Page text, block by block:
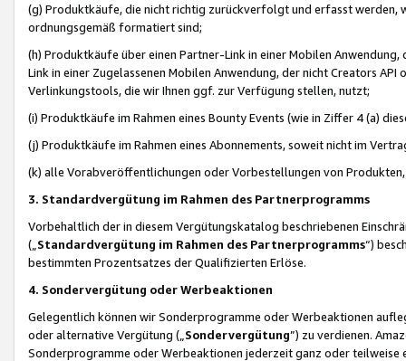
(g) Produktkäufe, die nicht richtig zurückverfolgt und erfasst werden,
ordnungsgemäß formatiert sind;
(h) Produktkäufe über einen Partner-Link in einer Mobilen
Link in einer Zugelassenen Mobilen Anwendung, der nicht Creators
Verlinkungstools, die wir Ihnen ggf. zur Verfügung stellen, nutzt;
(i) Produktkäufe im Rahmen eines Bounty Events (wie in Ziffer 4 (a)
(j) Produktkäufe im Rahmen eines Abonnements, soweit nicht im
(k) alle Vorabveröffentlichungen oder Vorbestellungen von
3. Standardvergütung im Rahmen des Partnerprogramms
Vorbehaltlich der in diesem Vergütungskatalog beschriebenen
(„ Standardvergütung im Rahmen des Partnerprogramms“)
bestimmten Prozentsatzes der Qualifizierten Erlöse.
4. Sondervergütung oder Werbeaktionen
Gelegentlich können wir Sonderprogramme oder Werbeaktionen
oder alternative Vergütung („ Sondervergütung”) zu verdienen.
Sonderprogramme oder Werbeaktionen jederzeit ganz oder